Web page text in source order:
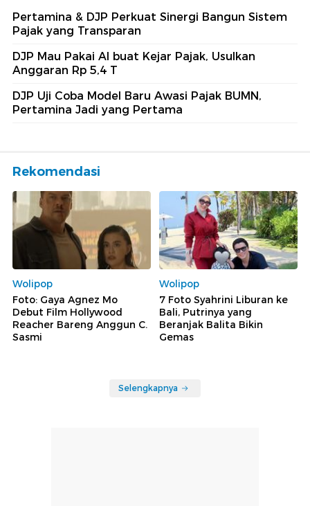
Pertamina & DJP Perkuat Sinergi Bangun Sistem
Pajak yang Transparan
DJP Mau Pakai AI buat Kejar Pajak, Usulkan
Anggaran Rp 5,4 T
DJP Uji Coba Model Baru Awasi Pajak BUMN,
Pertamina Jadi yang Pertama
Rekomendasi
Wolipop
Foto: Gaya Agnez Mo
Debut Film Hollywood
Reacher Bareng Anggun C.
Sasmi
Wolipop
7 Foto Syahrini Liburan ke
Bali, Putrinya yang
Beranjak Balita Bikin
Gemas
Selengkapnya